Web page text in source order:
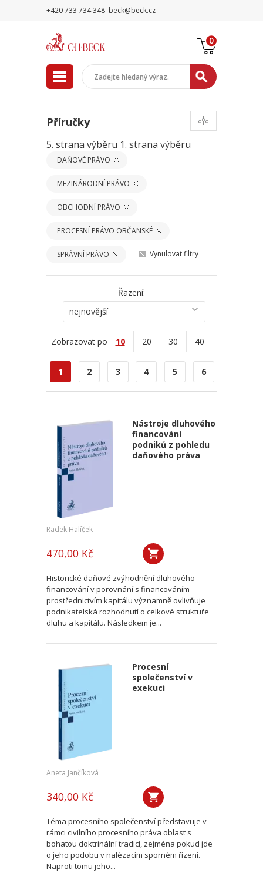
+420 733 734 348 beck@beck.cz
0
Příručky
5. strana výběru 1. strana výběru
DAŇOVÉ PRÁVO
MEZINÁRODNÍ PRÁVO
OBCHODNÍ PRÁVO
PROCESNÍ PRÁVO OBČANSKÉ
SPRÁVNÍ PRÁVO Vynulovat filtry
Řazení:
nejnovější
Zobrazovat po 10 20 30 40
1 2 3 4 5 6
Nástroje dluhového
financování
podniků z pohledu
daňového práva
Radek Halíček
470,00 Kč
Historické daňové zvýhodnění dluhového
financování v porovnání s financováním
prostřednictvím kapitálu významně ovlivňuje
podnikatelská rozhodnutí o celkové struktuře
dluhu a kapitálu. Následkem je...
Procesní
společenství v
exekuci
Aneta Jančíková
340,00 Kč
Téma procesního společenství představuje v
rámci civilního procesního práva oblast s
bohatou doktrinální tradicí, zejména pokud jde
o jeho podobu v nalézacím sporném řízení.
Naproti tomu jeho...